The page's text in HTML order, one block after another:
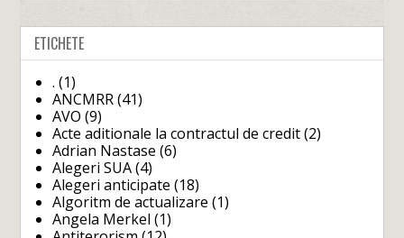
ETICHETE
. (1)
ANCMRR (41)
AVO (9)
Acte aditionale la contractul de credit (2)
Adrian Nastase (6)
Alegeri SUA (4)
Alegeri anticipate (18)
Algoritm de actualizare (1)
Angela Merkel (1)